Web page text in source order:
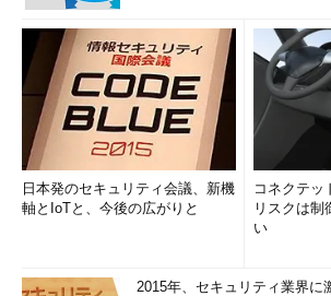
日本発のセキュリティ会議、新機
軸とIoTと、今後の広がりと
コネクテッ
リスクは制
い
2015年、セキュリティ業界に